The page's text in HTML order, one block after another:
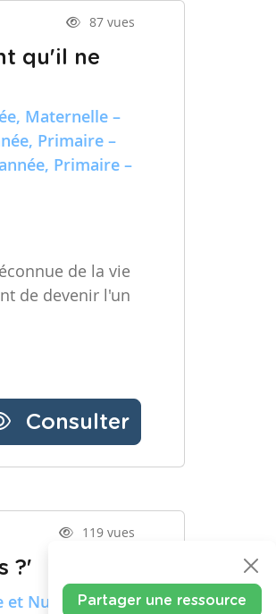
87 vues
qu'il ne
Maternelle –
Primaire –
Primaire –
de la vie
de devenir l'un
Consulter
119 vues
?'
et Numérique)Partager une ressource